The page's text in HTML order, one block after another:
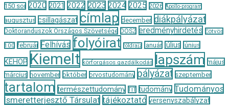
150 sor 2020 2021 2022 2023 2024 2025 2026 Apollo-program
augusztus csillagászat címlap december diákpályázat
Doktoranduszok Országos Szövetsége DOSZ eredményhirdetés Eötvös
100 február Felhívás folyóirat földrajz január július június
KEHOP Kiemelt körforgásos gazdálkodás lapszám május
március november október orvostudomány pályázat szeptember
tartalom természettudomány TIT tudomány Tudományos
Ismeretterjesztő Társulat tájékoztató versenyszabályzat